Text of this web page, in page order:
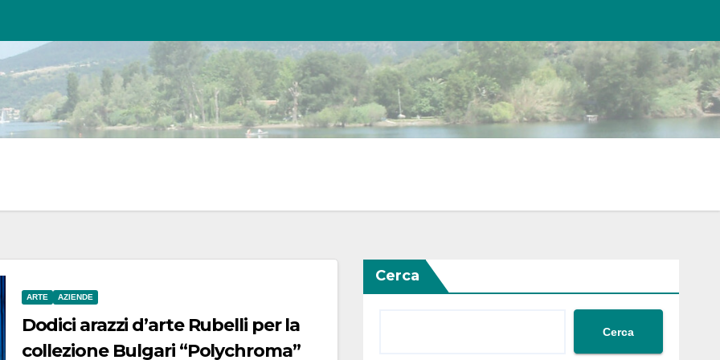
ARTE AZIENDE
Dodici arazzi d’arte Rubelli per la
collezione Bulgari “Polychroma”
Cerca
Cerca